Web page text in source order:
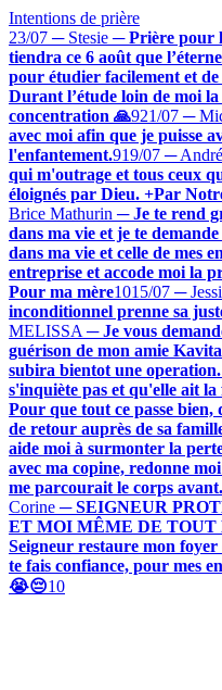
Intentions de prière
23/07 ─ Stesie ─ Prière pour
tiendra ce 6 août que
pour étudier facilement et
Durant l’étude loin de moi
concentration 🙏921/07 ─
avec moi afin que je puisse
l'enfantement.919/07 ─
qui m'outrage et tous ceux
éloignés par Dieu. +Par
Brice Mathurin ─ Je te rend
dans ma vie et je te
dans ma vie et celle de mes
entreprise et accode moi la
Pour ma mère1015/07 ─
inconditionnel prenne sa
MELISSA ─ Je vous
guérison de mon amie
subira bientot une
s'inquiète pas et qu'elle ait
Pour que tout ce passe
de retour auprès de sa
aide moi à surmonter la
avec ma copine, redonne
me parcourait le corps
Corine ─ SEIGNEUR
ET MOI MÊME DE
Seigneur restaure mon foyer
te fais confiance, pour mes
😭😔10